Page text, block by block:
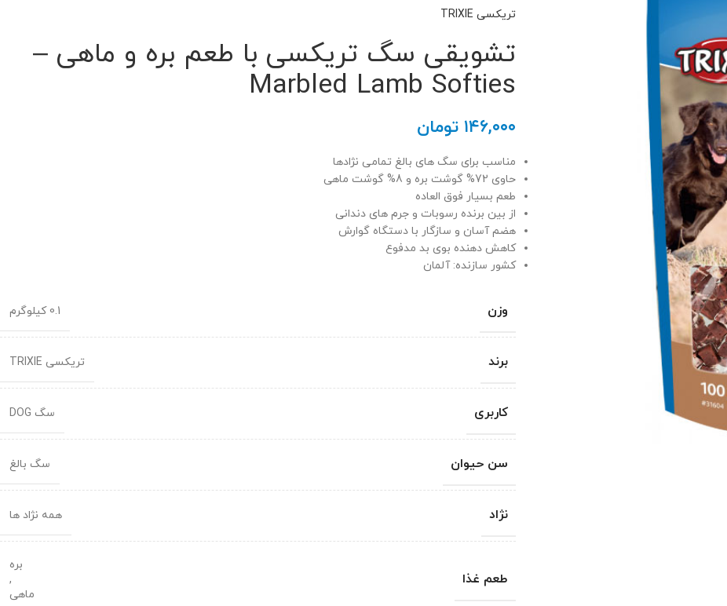
تریکسی TRIXIE
تشویقی سگ تریکسی با طعم بره و ماهی –
Marbled Lamb Softies
۱۴۶,۰۰۰ تومان
مناسب برای سگ های بالغ تمامی نژادها
حاوی 72% گوشت بره و 8% گوشت ماهی
طعم بسیار فوق العاده
از بین برنده رسوبات و جرم های دندانی
هضم آسان و سازگار با دستگاه گوارش
کاهش دهنده بوی بد مدفوع
کشور سازنده: آلمان
وزن 0.1 کیلوگرم
برند تریکسی TRIXIE
کاربری سگ DOG
سن حیوان سگ بالغ
نژاد همه نژاد ها
طعم غذا
بره
,
ماهی